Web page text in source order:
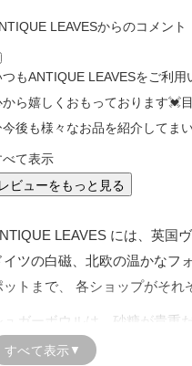
LEAVESからのコメント
つもANTIQUE LEAVESをご利
から嬉しくおもっております💓
今後も様々なお品を紹介してま
べて表示
ビューをもっと見る
LEAVES には、英国
イツの白磁、北欧の温かなフ
ットまで、 各ショップがそれ
ュガーボウルは、砂糖が貴重
ティーセットの重要な要素
すべて表示 ▼